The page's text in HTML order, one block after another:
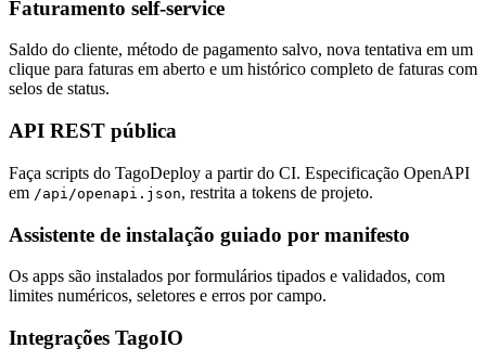
Faturamento self-service
Saldo do cliente, método de pagamento salvo, nova tentativa em um
clique para faturas em aberto e um histórico completo de faturas com
selos de status.
API REST pública
Faça scripts do TagoDeploy a partir do CI. Especificação OpenAPI
em /api/openapi.json, restrita a tokens de projeto.
Assistente de instalação guiado por manifesto
Os apps são instalados por formulários tipados e validados, com
limites numéricos, seletores e erros por campo.
Integrações TagoIO